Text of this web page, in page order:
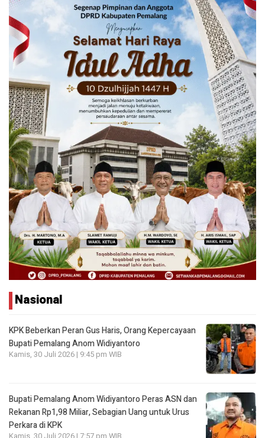
Nasional
KPK Beberkan Peran Gus Haris, Orang Kepercayaan
Bupati Pemalang Anom Widiyantoro
Kamis, 30 Juli 2026 | 9:45 pm WIB
Bupati Pemalang Anom Widiyantoro Peras ASN dan
Rekanan Rp1,98 Miliar, Sebagian Uang untuk Urus
Perkara di KPK